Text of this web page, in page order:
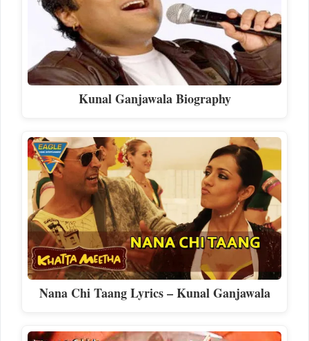
Kunal Ganjawala Biography
Nana Chi Taang Lyrics – Kunal Ganjawala